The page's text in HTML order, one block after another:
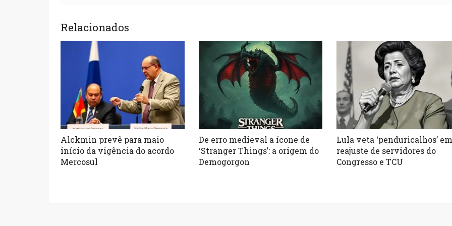
Relacionados
Alckmin prevê para maio
início da vigência do acordo
Mercosul
De erro medieval a ícone de
‘Stranger Things’: a origem do
Demogorgon
Lula veta ‘penduricalhos’
reajuste de servidores do
Congresso e TCU